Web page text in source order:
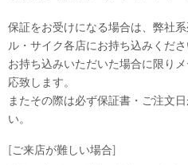
保証をお受けになる場合は、弊社
ル・サイク各店にお持ち込みくださ
お持ち込みいただいた場合に限り
応致します。
またその際は必ず保証書・ご注文
い。
[ご来店が難しい場合]